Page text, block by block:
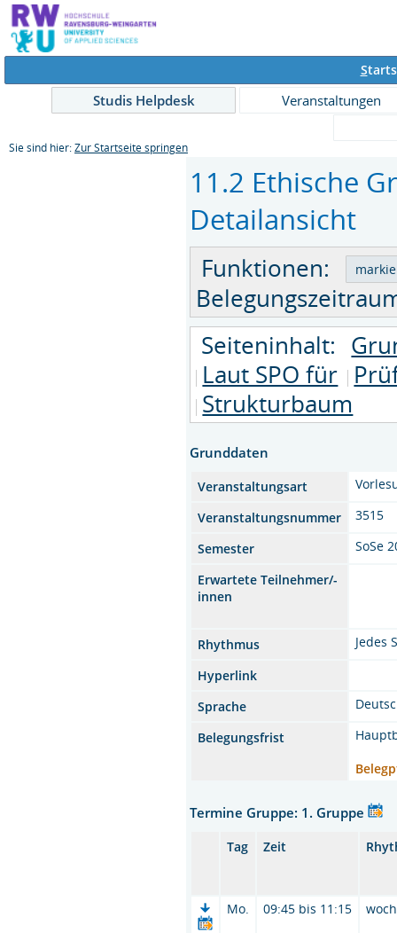
S
Studis Helpdesk
Veranstaltungen
Sie sind hier: Zur Startseite springen
11.2 Ethische
Detailansicht
Funktionen:
Seiteninhalt:
Laut SPO für
Strukturbaum
Grunddaten
Veranstaltungsart
Veranstaltungsnummer
3515
Semester
SoSe
Erwartete Teilnehmer/-
innen
Rhythmus
Jedes
Hyperlink
Sprache
Belegungsfrist
Termine Gruppe: 1. Gruppe
Tag Zeit
Mo. 09:45 bis 11:15 woch